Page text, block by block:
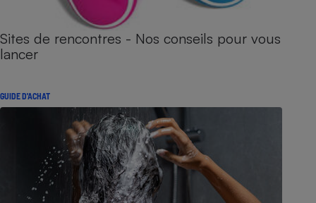
Sites de rencontres - Nos conseils pour vous
lancer
GUIDE D'ACHAT